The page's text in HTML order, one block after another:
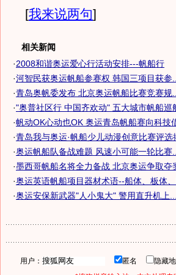
[我来说两句]
相关新闻
·2008和谐奥运爱心行活动安排---帆船行
·河智民获奥运帆船参赛权 韩国三项目获参...
·青岛奥帆委发布 北京奥运帆船比赛竞赛规...
·"奥普社区行 中国齐欢动" 五大城市帆船巡
·帆动OK心动也OK 奥运青岛帆船赛向科技
·青岛我与奥运·帆船少儿动漫创意比赛评选
·奥运帆船队备战难题 风速小可能一轮比赛...
·墨西哥帆船名将全力备战 北京奥运争取夺
·奥运英语帆船项目器材术语--船体、板体
·奥运安保新武器"人小鬼大" 警用直升机上...
用户： 匿名 隐藏